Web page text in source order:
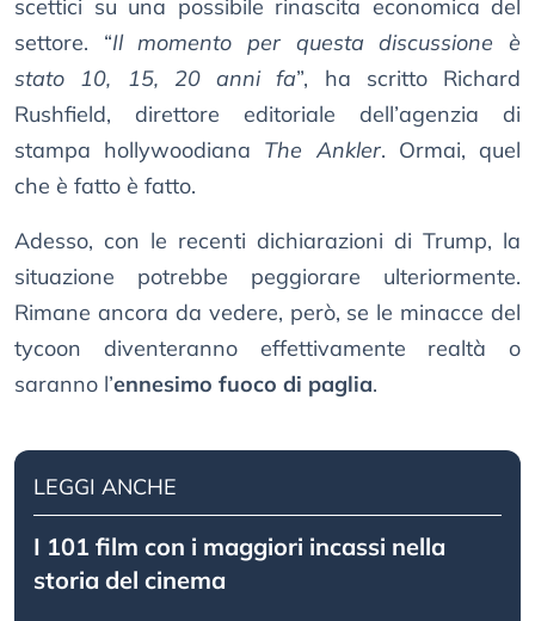
scettici su una possibile rinascita economica del
settore. “Il momento per questa discussione è
stato 10, 15, 20 anni fa”, ha scritto Richard
Rushfield, direttore editoriale dell’agenzia di
stampa hollywoodiana The Ankler. Ormai, quel
che è fatto è fatto.
Adesso, con le recenti dichiarazioni di Trump, la
situazione potrebbe peggiorare ulteriormente.
Rimane ancora da vedere, però, se le minacce del
tycoon diventeranno effettivamente realtà o
saranno l’ennesimo fuoco di paglia.
LEGGI ANCHE
I 101 film con i maggiori incassi nella
storia del cinema